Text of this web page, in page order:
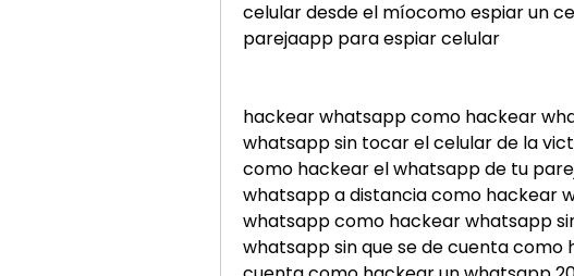
celular desde el míocomo espiar un
parejaapp para espiar celular
hackear whatsapp como hackear
whatsapp sin tocar el celular de la
como hackear el whatsapp de tu
whatsapp a distancia como hackear
whatsapp como hackear whatsapp
whatsapp sin que se de cuenta como